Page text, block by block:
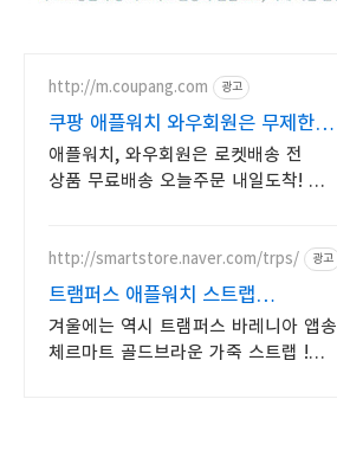
http://m.coupang.com 광고
쿠팡 애플워치 와우회원은 무제한
무료 배송
애플워치, 와우회원은 로켓배송 전
상품 무료배송 오늘주문 내일도착! 꼭
http://smartstore.naver.com/trps/ 광고
트램퍼스 애플워치 스트랩
1000명이상 만족시킨 제품
겨울에는 역시 트램퍼스 바레니아 앱송
체르마트 골드브라운 가죽 스트랩 !